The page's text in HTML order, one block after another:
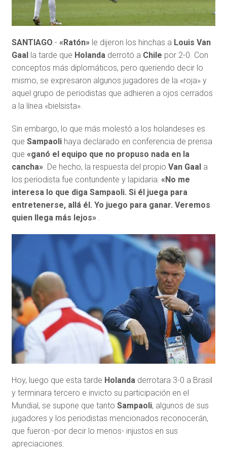
SANTIAGO.- «Ratón»le dijeron los hinchas a Louis Van
Gaalla tarde que Holandaderrotó a Chile por 2-0. Con
conceptos más diplomáticos, pero queriendo decir lo
mismo, se expresaron algunos jugadores de la «roja» y
aquel grupo de periodistas que adhieren a ojos cerrados
a la línea «bielsista».
Sin embargo, lo que más molestó a los holandeses es
que Sampaolihaya declarado en conferencia de prensa
que «ganó el equipo que no propuso nada en la
cancha». De hecho, la respuesta del propio Van Gaala
los periodista fue contundente y lapidaria: «No me
interesa lo que diga Sampaoli. Si él juega para
entretenerse, allá él. Yo juego para ganar. Veremos
quien llega más lejos».
Hoy, luego que esta tarde Holanda derrotara 3-0 a Brasil
y terminara tercero e invicto su participación en el
Mundial, se supone que tanto Sampaoli, algunos de sus
jugadores y los periodistas mencionados reconocerán,
que fueron -por decir lo menos- injustos en sus
apreciaciones.